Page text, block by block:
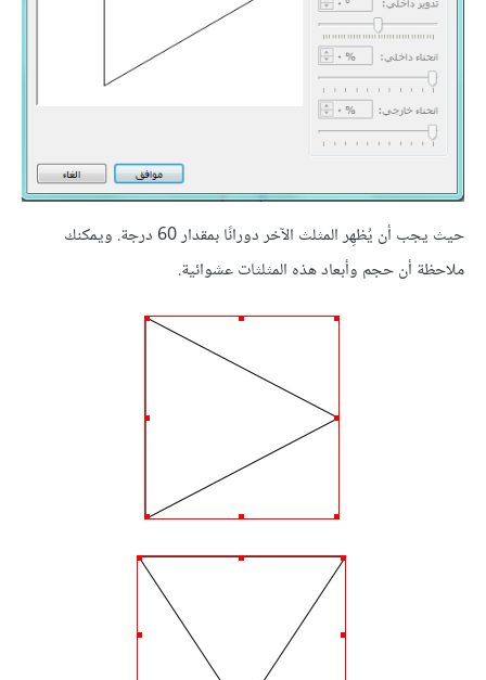
حيث يجب أن يُظهِر المثلث الآخر دورانًا بمقدار 60 درجة. ويمكنك
ملاحظة أن حجم وأبعاد هذه المثلثات عشوائية.